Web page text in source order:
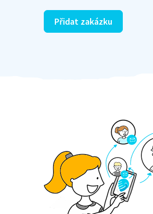
Přidat zakázku